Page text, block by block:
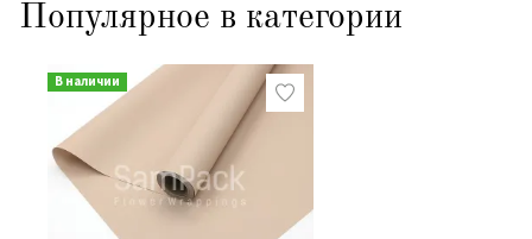
Популярное в категории
В наличии